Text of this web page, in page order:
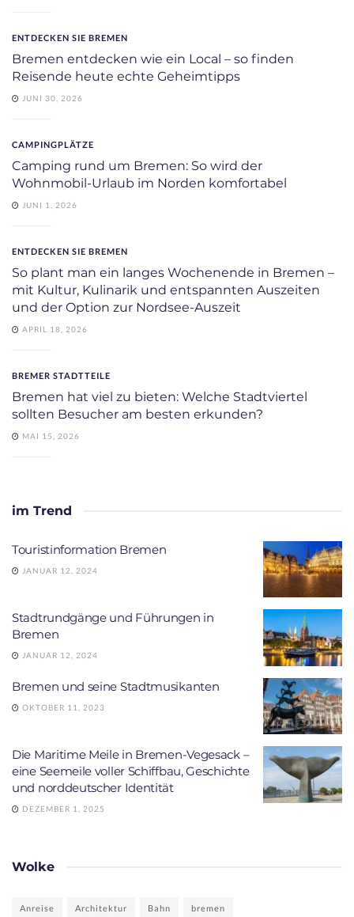
ENTDECKEN SIE BREMEN
Bremen entdecken wie ein Local – so finden
Reisende heute echte Geheimtipps
JUNI 30, 2026
CAMPINGPLÄTZE
Camping rund um Bremen: So wird der
Wohnmobil-Urlaub im Norden komfortabel
JUNI 1, 2026
ENTDECKEN SIE BREMEN
So plant man ein langes Wochenende in Bremen –
mit Kultur, Kulinarik und entspannten Auszeiten
und der Option zur Nordsee-Auszeit
APRIL 18, 2026
BREMER STADTTEILE
Bremen hat viel zu bieten: Welche Stadtviertel
sollten Besucher am besten erkunden?
MAI 15, 2026
im Trend
Touristinformation Bremen
JANUAR 12, 2024
Stadtrundgänge und Führungen in
Bremen
JANUAR 12, 2024
Bremen und seine Stadtmusikanten
OKTOBER 11, 2023
Die Maritime Meile in Bremen-Vegesack –
eine Seemeile voller Schiffbau, Geschichte
und norddeutscher Identität
DEZEMBER 1, 2025
Wolke
Anreise Architektur Bahn bremen